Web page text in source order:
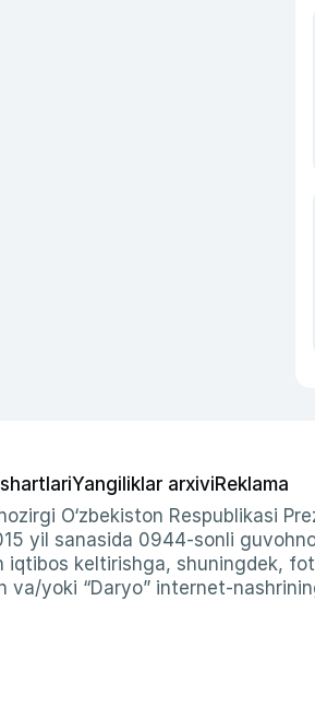
Yangiliklar arxiviReklama
O‘zbekiston Respublikasi
yil sanasida 0944-sonli
iqtibos keltirishga, shuningdek,
yoki “Daryo” internet-